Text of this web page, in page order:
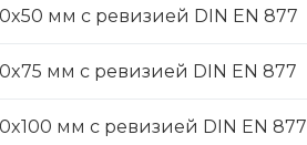
мм с ревизией DIN EN 877
мм с ревизией DIN EN 877
мм с ревизией DIN EN 877